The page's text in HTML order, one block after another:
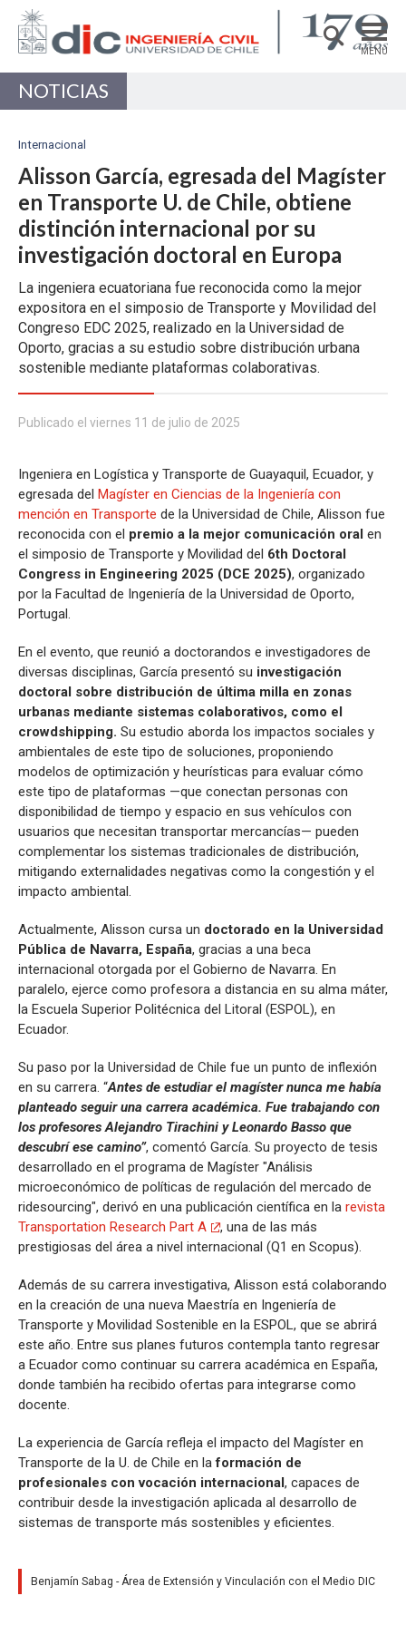
MENÚ
POSTGRADO
INVESTIGACIÓN
Estructuras, Construcción y Geotecnia
Ingeniería de Transporte
Recursos Hídricos y Medio Ambiente
NOTICIAS
Internacional
Alisson García, egresada del Magíster
en Transporte U. de Chile, obtiene
distinción internacional por su
investigación doctoral en Europa
La ingeniera ecuatoriana fue reconocida como la mejor
expositora en el simposio de Transporte y Movilidad del
Congreso EDC 2025, realizado en la Universidad de
Oporto, gracias a su estudio sobre distribución urbana
sostenible mediante plataformas colaborativas.
Publicado el viernes 11 de julio de 2025
Ingeniera en Logística y Transporte de Guayaquil, Ecuador, y
egresada del Magíster en Ciencias de la Ingeniería con
mención en Transporte de la Universidad de Chile, Alisson fue
reconocida con el premio a la mejor comunicación oral en
el simposio de Transporte y Movilidad del 6th Doctoral
Congress in Engineering 2025 (DCE 2025), organizado
por la Facultad de Ingeniería de la Universidad de Oporto,
Portugal.
En el evento, que reunió a doctorandos e investigadores de
diversas disciplinas, García presentó su investigación
doctoral sobre distribución de última milla en zonas
urbanas mediante sistemas colaborativos, como el
crowdshipping. Su estudio aborda los impactos sociales y
ambientales de este tipo de soluciones, proponiendo
modelos de optimización y heurísticas para evaluar cómo
este tipo de plataformas —que conectan personas con
disponibilidad de tiempo y espacio en sus vehículos con
usuarios que necesitan transportar mercancías— pueden
complementar los sistemas tradicionales de distribución,
mitigando externalidades negativas como la congestión y el
impacto ambiental.
Actualmente, Alisson cursa un doctorado en la Universidad
Pública de Navarra, España, gracias a una beca
internacional otorgada por el Gobierno de Navarra. En
paralelo, ejerce como profesora a distancia en su alma máter,
la Escuela Superior Politécnica del Litoral (ESPOL), en
Ecuador.
Su paso por la Universidad de Chile fue un punto de inflexión
en su carrera. “Antes de estudiar el magíster nunca me había
planteado seguir una carrera académica. Fue trabajando con
los profesores Alejandro Tirachini y Leonardo Basso que
descubrí ese camino”, comentó García. Su proyecto de tesis
desarrollado en el programa de Magíster "Análisis
microeconómico de políticas de regulación del mercado de
ridesourcing", derivó en una publicación científica en la revista
Transportation Research Part A
, una de las más
prestigiosas del área a nivel internacional (Q1 en Scopus).
Además de su carrera investigativa, Alisson está colaborando
en la creación de una nueva Maestría en Ingeniería de
Transporte y Movilidad Sostenible en la ESPOL, que se abrirá
este año. Entre sus planes futuros contempla tanto regresar
a Ecuador como continuar su carrera académica en España,
donde también ha recibido ofertas para integrarse como
docente.
La experiencia de García refleja el impacto del Magíster en
Transporte de la U. de Chile en laformación de
profesionales con vocación internacional, capaces de
contribuir desde la investigación aplicada al desarrollo de
sistemas de transporte más sostenibles y eficientes.
Benjamín Sabag - Área de Extensión y Vinculación con el Medio DIC